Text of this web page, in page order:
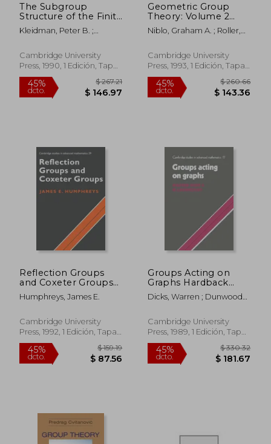
The Subgroup
Structure of the Finite
Classical Groups
Paperback (London
Lecture Note Series)
(en Inglés)
Kleidman, Peter B. ;
Cambridge University
Press, 1990, 1 Edición, Tapa
Blanda, Nuevo
45%
dcto. $ 146.97
Geometric Group
Theory: Volume 2
Paperback: V. 2
(London
Lecture Note Series)
(en Inglés)
Niblo, Graham A. ; Roller,
Cambridge University
Press, 1993, 1 Edición, Tapa
Blanda, Nuevo
dcto.
Reflection Groups
and Coxeter Groups
Paperback
(Cambridge Studies in
Mathematics) (en
Inglés)
Humphreys, James E.
Cambridge University
Press, 1992, 1 Edición, Tapa
Blanda, Nuevo
Groups Acting on
Graphs Hardback
(Cambridge Studies in
Advanced
Inglés)
Dicks, Warren ; Dunwoody,
Cambridge University
Press, 1989, 1 Edición, Tapa
Dura, Nuevo